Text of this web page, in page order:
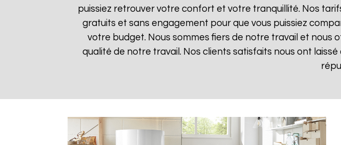
puissiez retrouver votre confort et votre tranquillité. Nos
gratuits et sans engagement pour que vous puissiez
votre budget. Nous sommes fiers de notre travail et nous
qualité de notre travail. Nos clients satisfaits nous ont